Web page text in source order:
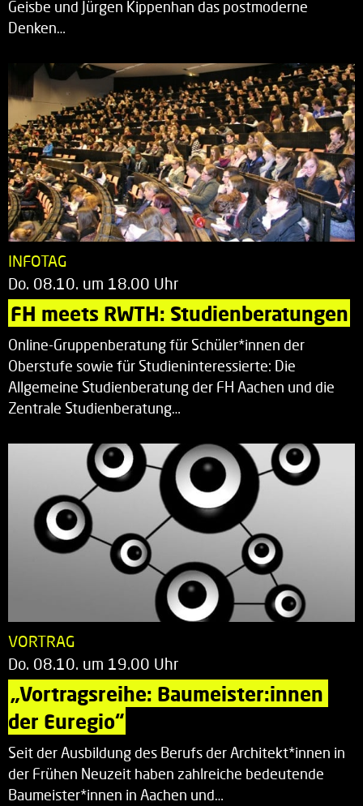
Geisbe und Jürgen Kippenhan das postmoderne
Denken…
INFOTAG
Do. 08.10. um 18.00 Uhr
FH meets RWTH: Studienberatungen
Online-Gruppenberatung für Schüler*innen der
Oberstufe sowie für Studieninteressierte: Die
Allgemeine Studienberatung der FH Aachen und die
Zentrale Studienberatung…
VORTRAG
Do. 08.10. um 19.00 Uhr
„Vortragsreihe: Baumeister:innen
der Euregio“
Seit der Ausbildung des Berufs der Architekt*innen in
der Frühen Neuzeit haben zahlreiche bedeutende
Baumeister*innen in Aachen und…